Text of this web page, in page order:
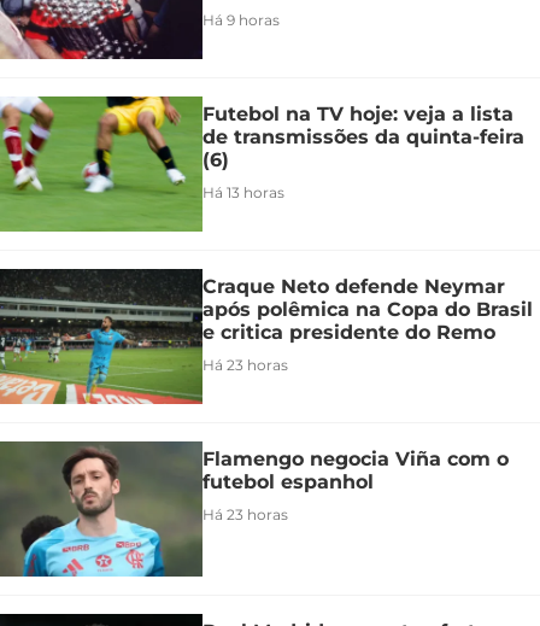
Há 9 horas
Futebol na TV hoje: veja a lista
de transmissões da quinta-feira
(6)
Há 13 horas
Craque Neto defende Neymar
após polêmica na Copa do Brasil
e critica presidente do Remo
Há 23 horas
Flamengo negocia Viña com o
futebol espanhol
Há 23 horas